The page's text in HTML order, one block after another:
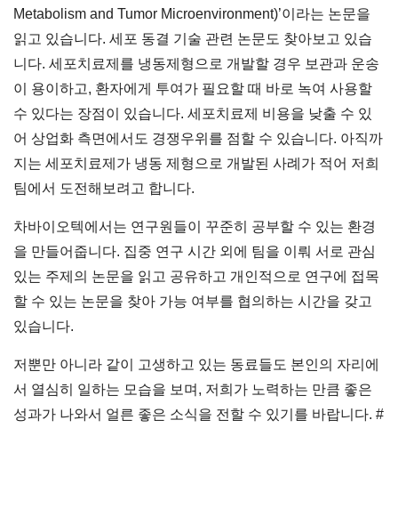
Metabolism and Tumor Microenvironment)’이라는 논문을
읽고 있습니다. 세포 동결 기술 관련 논문도 찾아보고 있습
니다. 세포치료제를 냉동제형으로 개발할 경우 보관과 운송
이 용이하고, 환자에게 투여가 필요할 때 바로 녹여 사용할
수 있다는 장점이 있습니다. 세포치료제 비용을 낮출 수 있
어 상업화 측면에서도 경쟁우위를 점할 수 있습니다. 아직까
지는 세포치료제가 냉동 제형으로 개발된 사례가 적어 저희
팀에서 도전해보려고 합니다.
차바이오텍에서는 연구원들이 꾸준히 공부할 수 있는 환경
을 만들어줍니다. 집중 연구 시간 외에 팀을 이뤄 서로 관심
있는 주제의 논문을 읽고 공유하고 개인적으로 연구에 접목
할 수 있는 논문을 찾아 가능 여부를 협의하는 시간을 갖고
있습니다.
저뿐만 아니라 같이 고생하고 있는 동료들도 본인의 자리에
서 열심히 일하는 모습을 보며, 저희가 노력하는 만큼 좋은
성과가 나와서 얼른 좋은 소식을 전할 수 있기를 바랍니다. #